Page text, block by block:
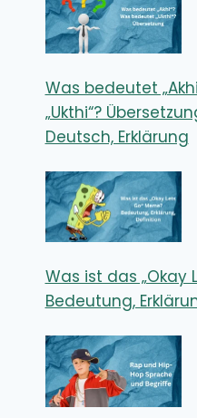
Was bedeutet
„Ukthi“?
Deutsch, Erklärung
Was ist das „Okay
Bedeutung,